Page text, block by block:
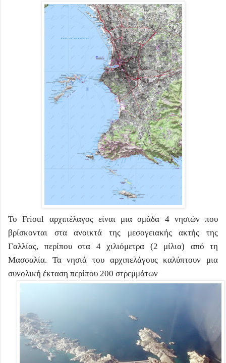
Το Frioul αρχιπέλαγος είναι μια ομάδα 4 νησιών που
βρίσκονται στα ανοικτά της μεσογειακής ακτής της
Γαλλίας, περίπου στα 4 χιλιόμετρα (2 μίλια) από τη
Μασσαλία. Τα νησιά του αρχιπελάγους καλύπτουν μια
συνολική έκταση περίπου 200 στρεμμάτων